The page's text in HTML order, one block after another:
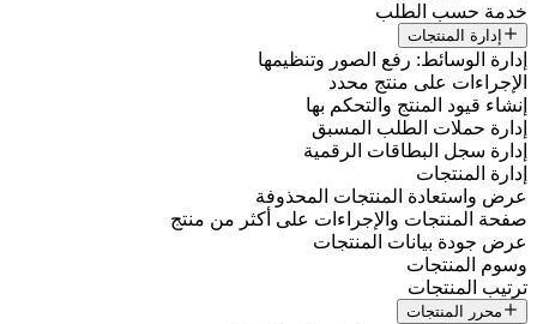
خدمة حسب الطلب
إدارة المنتجات
إدارة الوسائط: رفع الصور وتنظيمها
الإجراءات على منتج محدد
إنشاء قيود المنتج والتحكم بها
إدارة حملات الطلب المسبق
إدارة سجل البطاقات الرقمية
إدارة المنتجات
عرض واستعادة المنتجات المحذوفة
صفحة المنتجات والإجراءات على أكثر من منتج
عرض جودة بيانات المنتجات
وسوم المنتجات
ترتيب المنتجات
محرر المنتجات